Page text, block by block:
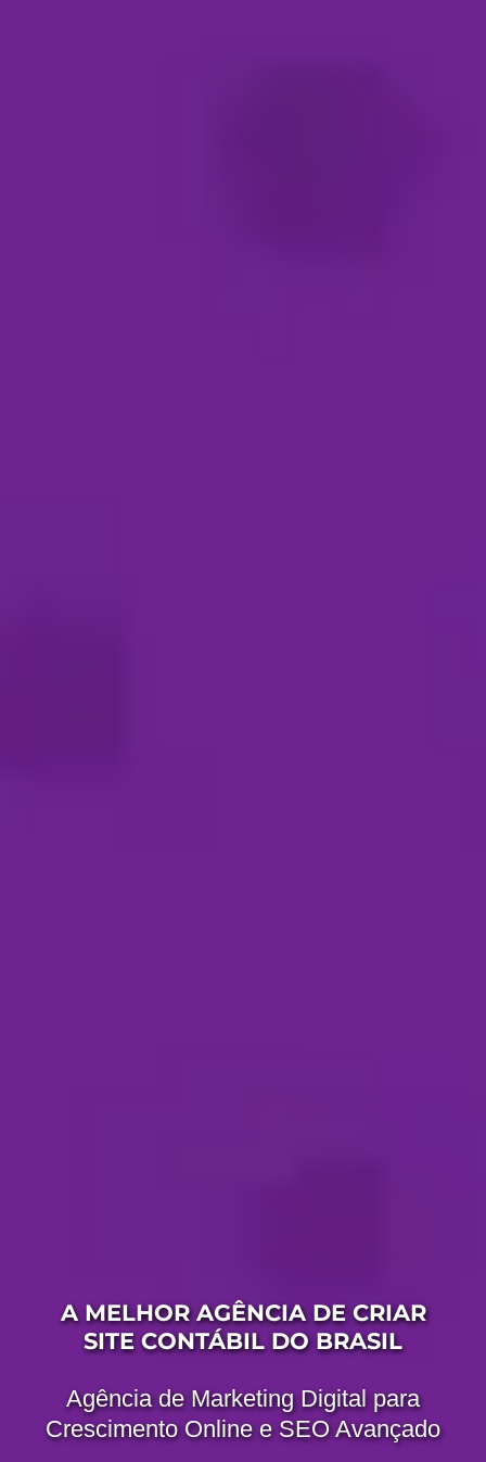
A MELHOR AGÊNCIA DE CRIAR
SITE CONTÁBIL DO BRASIL
Agência de Marketing Digital para
Crescimento Online e SEO Avançado